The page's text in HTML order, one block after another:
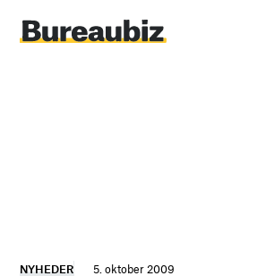
indhold
NYHEDER 5. oktober 2009